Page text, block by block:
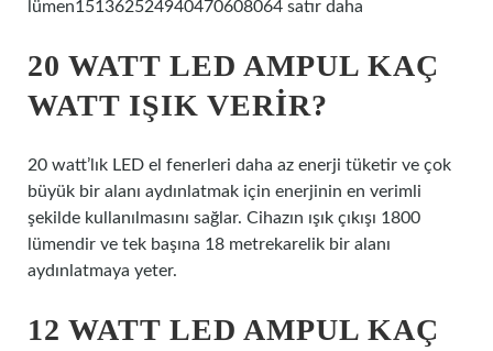
lümen151362524940470608064 satır daha
20 WATT LED AMPUL KAÇ
WATT IŞIK VERIR?
20 watt’lık LED el fenerleri daha az enerji tüketir ve çok
büyük bir alanı aydınlatmak için enerjinin en verimli
şekilde kullanılmasını sağlar. Cihazın ışık çıkışı 1800
lümendir ve tek başına 18 metrekarelik bir alanı
aydınlatmaya yeter.
12 WATT LED AMPUL KAÇ